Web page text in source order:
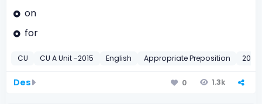
on
for
CU CU A Unit -2015 English Appropriate Preposition 2015
Des 0 1.3k